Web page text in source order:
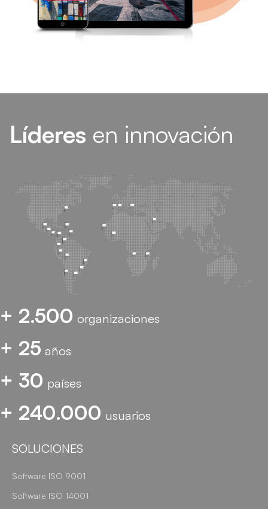
Líderes en innovación
+ 2.500 organizaciones
+ 25 años
+ 30 países
+ 240.000 usuarios
SOLUCIONES
Software ISO 9001
Software ISO 14001